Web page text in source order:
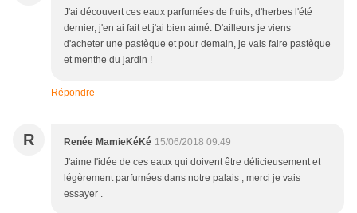
J'ai découvert ces eaux parfumées de fruits, d'herbes l'été
dernier, j'en ai fait et j'ai bien aimé. D'ailleurs je viens
d'acheter une pastèque et pour demain, je vais faire pastèque
et menthe du jardin !
Répondre
R Renée MamieKéKé 15/06/2018 09:49
J'aime l'idée de ces eaux qui doivent être délicieusement et
légèrement parfumées dans notre palais , merci je vais
essayer .